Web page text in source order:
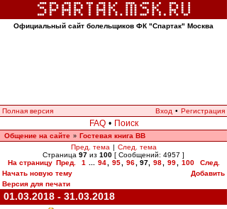
Официальный сайт болельщиков ФК "Спартак" Москва
Полная версия Вход • Регистрация
FAQ • Поиск
Общение на сайте » Гостевая книга ВВ
Пред. тема | След. тема
Страница 97 из 100 [ Сообщений: 4957 ]
На страницу Пред. 1 94 95 96 97, 98 99 100
След.
Начать новую тему
Добавить
Версия для печати
01.03.2018 - 31.03.2018